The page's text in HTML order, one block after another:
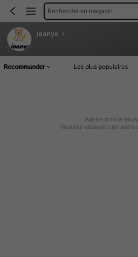
Recherche en magasin
joanye
Recommander Les plus populaires
Aucun article
Veuillez essayer une autre